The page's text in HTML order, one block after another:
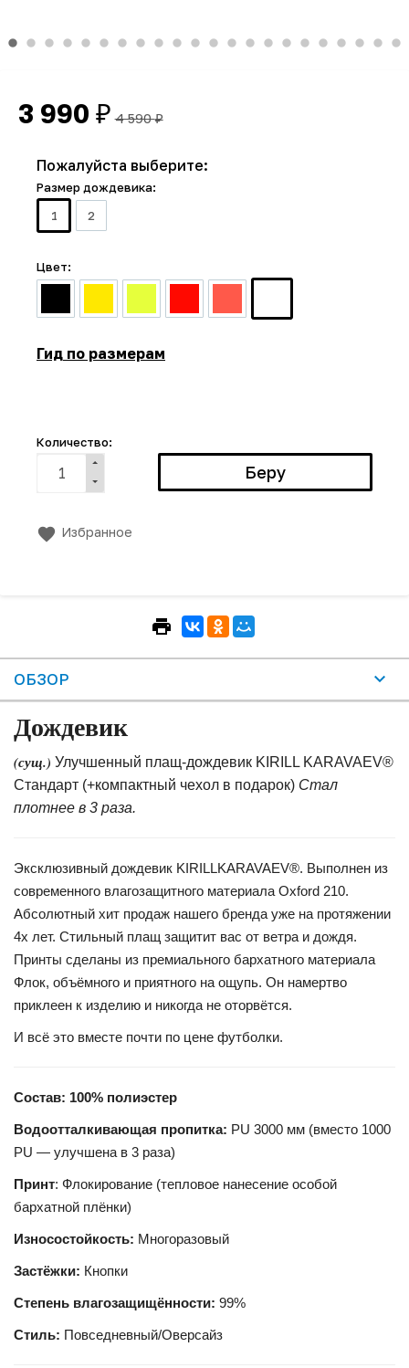
3 990 ₽ 4 590₽
Пожалуйста выберите:
Размер дождевика:
1
2
Цвет:
Гид по размерам
Количество:
Избранное
ОБЗОР
Дождевик
(сущ.) Улучшенный плащ-дождевик KIRILL KARAVAEV®
Стандарт (+компактный чехол в подарок) Стал
плотнее в 3 раза.
Эксклюзивный дождевик KIRILLKARAVAEV®. Выполнен из
современного влагозащитного материала Oxford 210.
Абсолютный хит продаж нашего бренда уже на протяжении
4х лет. Стильный плащ защитит вас от ветра и дождя.
Принты сделаны из премиального бархатного материала
Флок, объёмного и приятного на ощупь. Он намертво
приклеен к изделию и никогда не оторвётся.
И всё это вместе почти по цене футболки.
Состав: 100% полиэстер
Водоотталкивающая пропитка: PU 3000 мм (вместо 1000
PU — улучшена в 3 раза)
Принт: Флокирование (тепловое нанесение особой
бархатной плёнки)
Износостойкость: Многоразовый
Застёжки: Кнопки
Степень влагозащищённости: 99%
Стиль: Повседневный/Оверсайз